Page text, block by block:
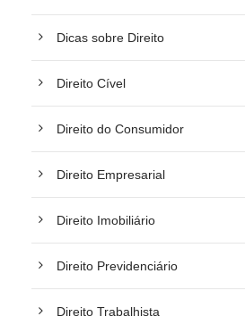
Dicas sobre Direito
Direito Cível
Direito do Consumidor
Direito Empresarial
Direito Imobiliário
Direito Previdenciário
Direito Trabalhista